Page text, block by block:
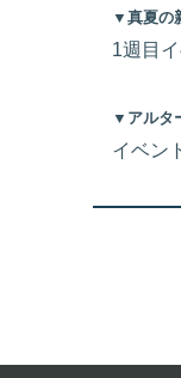
▼真夏の
1週目
▼アルタ
イベン